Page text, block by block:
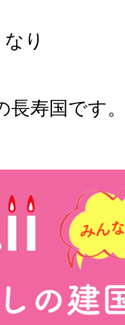
り
長寿国です